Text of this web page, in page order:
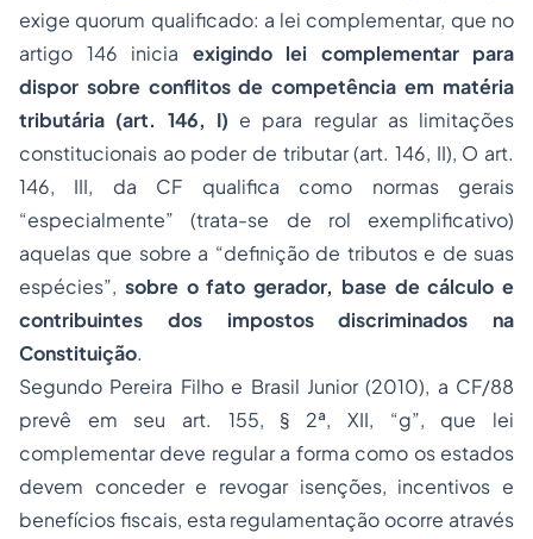
exige quorum qualificado: a lei complementar, que no
artigo 146 inicia exigindo lei complementar para
dispor sobre conflitos de competência em matéria
tributária (art. 146, I) e para regular as limitações
constitucionais ao poder de tributar (art. 146, II), O art.
146, III, da CF qualifica como normas gerais
“especialmente” (trata-se de rol exemplificativo)
aquelas que sobre a “definição de tributos e de suas
espécies”, sobre o fato gerador, base de cálculo e
contribuintes dos impostos discriminados na
Constituição.
Segundo Pereira Filho e Brasil Junior (2010), a CF/88
prevê em seu art. 155, § 2ª, XII, “g”, que lei
complementar deve regular a forma como os estados
devem conceder e revogar isenções, incentivos e
benefícios fiscais, esta regulamentação ocorre através